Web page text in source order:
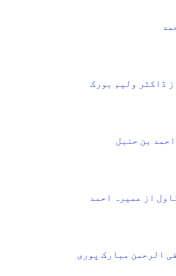
ڈاکٹر ولیم بورک
بن حنبل
از عمیرہ احمد
الرحمن مبارک پوری